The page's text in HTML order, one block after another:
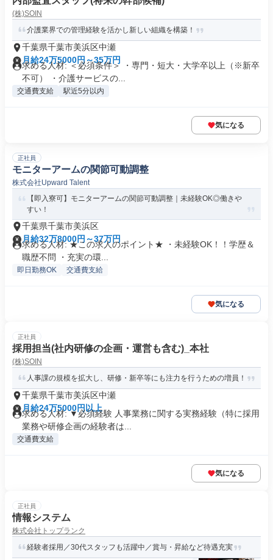
(株)SOIN
介護業界での管理経験を活かし新しい組織を構築！
千葉県千葉市美浜区中瀬
月給24万5000円～35万円
求める人材: ＜必須条件＞ ・専門・短大・大学卒以上（※新卒
不可） ・介護サービスの...
交通費支給 駅近5分以内
気になる
正社員
モニターアームの関節可動調整
株式会社Upward Talent
【即入寮可】モニターアームの関節可動調整｜未経験OK◎働きや
すい！
千葉県千葉市美浜区
月給32万8000円～37万円
求める人材: ★この求人のポイント★ ・未経験OK！！学歴＆
職歴不問 ・充実の環...
即日勤務OK 交通費支給
気になる
正社員
採用担当(社内研修の企画・運営も含む)_本社
(株)SOIN
人事課の規模を拡大し、研修・新卒等にも注力を行うための増員！
千葉県千葉市美浜区中瀬
月給24万5000円以上
求める人材: ▼必須経験 人事業務に関する実務経験（特に採用
業務や研修企画の経験者は...
交通費支給
気になる
正社員
情報システム
株式会社トップランク
経験者採用／30代スタッフも活躍中／賞与・昇給など待遇充実